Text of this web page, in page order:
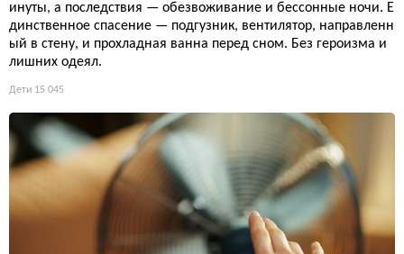
инуты, а последствия — обезвоживание и бессонные ночи. Е
динственное спасение — подгузник, вентилятор, направленн
ый в стену, и прохладная ванна перед сном. Без героизма и
лишних одеял.
Дети 15 045